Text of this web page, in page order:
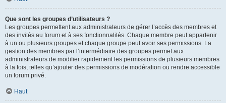
Que sont les groupes d’utilisateurs ?
Les groupes permettent aux administrateurs de gérer l’accès des membres et
des invités au forum et à ses fonctionnalités. Chaque membre peut appartenir
à un ou plusieurs groupes et chaque groupe peut avoir ses permissions. La
gestion des membres par l’intermédiaire des groupes permet aux
administrateurs de modifier rapidement les permissions de plusieurs membres
à la fois, telles qu’ajouter des permissions de modération ou rendre accessible
un forum privé.
Haut